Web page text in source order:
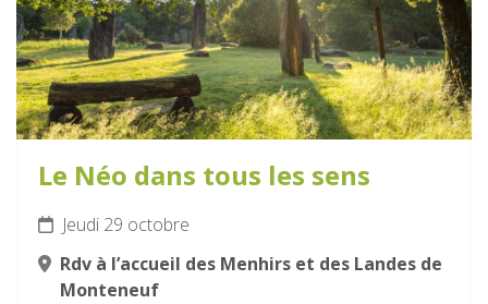
Le Néo dans tous les sens
Jeudi 29 octobre
Rdv à l’accueil des Menhirs et des Landes de
Monteneuf